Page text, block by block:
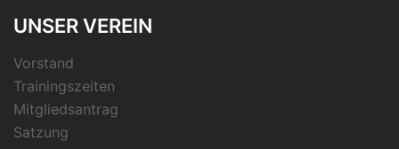
UNSER VEREIN
Vorstand
Trainingszeiten
Mitgliedsantrag
Satzung